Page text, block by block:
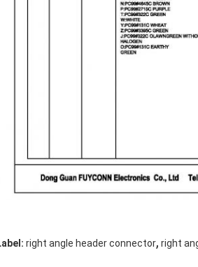
right angle header connector, right